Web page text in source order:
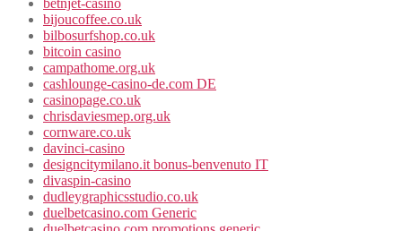
bijoucoffee.co.uk
bilbosurfshop.co.uk
bitcoin casino
campathome.org.uk
cashlounge-casino-de.com DE
casinopage.co.uk
chrisdaviesmep.org.uk
cornware.co.uk
davinci-casino
designcitymilano.it bonus-benvenuto IT
divaspin-casino
dudleygraphicsstudio.co.uk
duelbetcasino.com Generic